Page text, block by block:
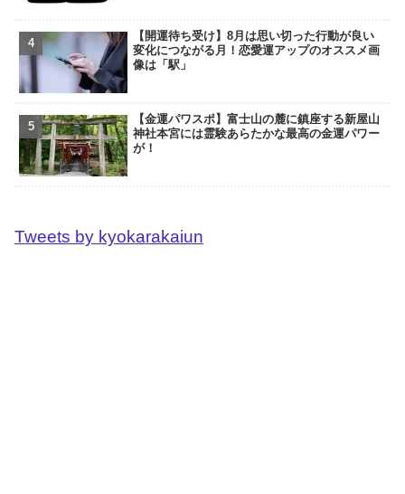
【開運待ち受け】8月は思い切った行動が良い
変化につながる月！恋愛運アップのオススメ画
像は「駅」
【金運パワスポ】富士山の麓に鎮座する新屋山
神社本宮には霊験あらたかな最高の金運パワー
が！
Tweets by kyokarakaiun